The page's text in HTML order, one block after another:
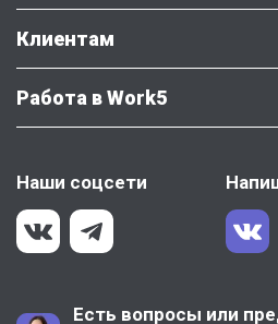
Клиентам
Работа в Work5
Наши соцсети
Есть вопросы или